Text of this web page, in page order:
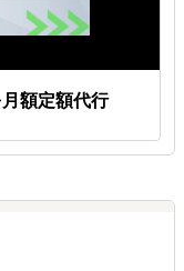
額定額代行